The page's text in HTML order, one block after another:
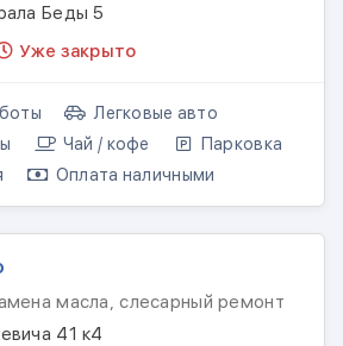
Беды 5
Уже закрыто
Легковые авто
Чай / кофе
Парковка
Оплата наличными
масла, слесарный ремонт
41 к4